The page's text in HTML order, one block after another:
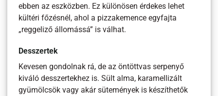
ebben az eszközben. Ez különösen érdekes lehet
kültéri főzésnél, ahol a pizzakemence egyfajta
„reggeliző állomássá” is válhat.
Desszertek
Kevesen gondolnak rá, de az öntöttvas serpenyő
kiváló desszertekhez is. Sült alma, karamellizált
gyümölcsök vagy akár sütemények is készíthetők